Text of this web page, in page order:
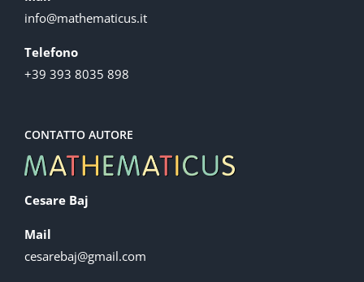
info@mathematicus.it
Telefono
+39 393 8035 898
CONTATTO AUTORE
Cesare Baj
Mail
cesarebaj@gmail.com